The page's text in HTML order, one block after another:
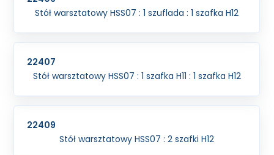
Stół warsztatowy HSS07 : 1 szuflada : 1 szafka H12
22407
Stół warsztatowy HSS07 : 1 szafka H11 : 1 szafka H12
22409
Stół warsztatowy HSS07 : 2 szafki H12